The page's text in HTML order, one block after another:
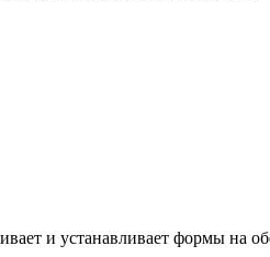
и устанавливает формы на